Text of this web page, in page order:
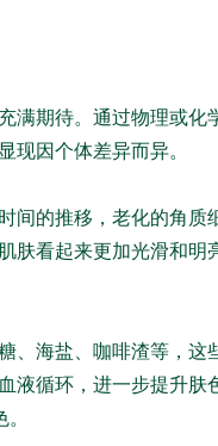
满期待。通过物理或化
因个体差异而异。
间的推移，老化的角质
肤看起来更加光滑和明
、海盐、咖啡渣等，这
液循环，进一步提升肤